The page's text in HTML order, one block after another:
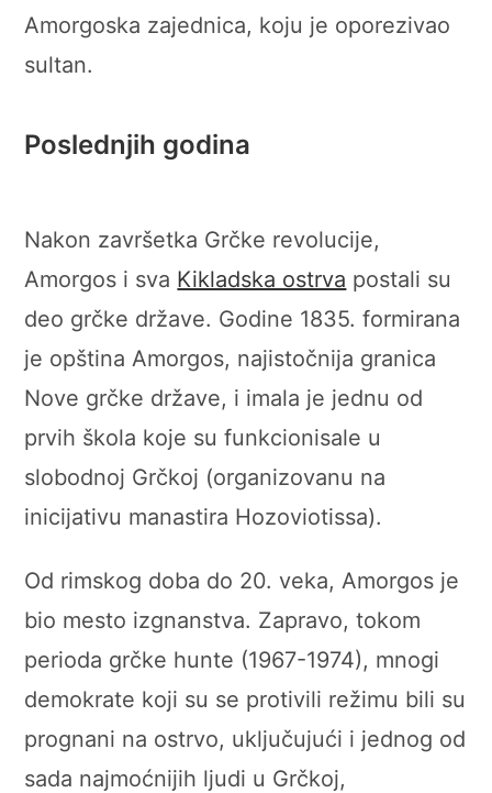
Amorgoska zajednica, koju je oporezivao
sultan.
Poslednjih godina
Nakon završetka Grčke revolucije,
Amorgos i sva Kikladska ostrva postali su
deo grčke države. Godine 1835. formirana
je opština Amorgos, najistočnija granica
Nove grčke države, i imala je jednu od
prvih škola koje su funkcionisale u
slobodnoj Grčkoj (organizovanu na
inicijativu manastira Hozoviotissa).
Od rimskog doba do 20. veka, Amorgos je
bio mesto izgnanstva. Zapravo, tokom
perioda grčke hunte (1967-1974), mnogi
demokrate koji su se protivili režimu bili su
prognani na ostrvo, uključujući i jednog od
sada najmoćnijih ljudi u Grčkoj,